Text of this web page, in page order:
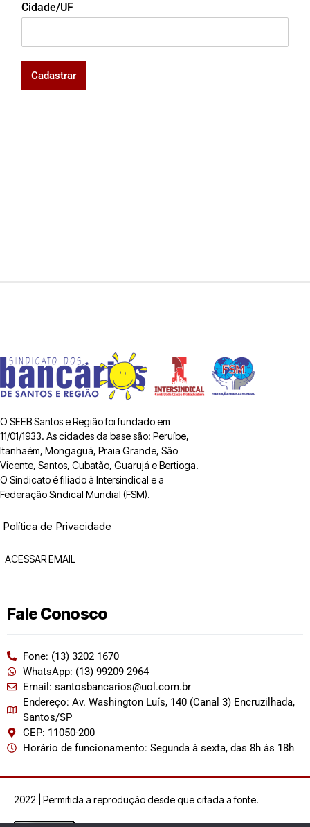
Cidade/UF
Cadastrar
O SEEB Santos e Região foi fundado em
11/01/1933. As cidades da base são: Peruíbe,
Itanhaém, Mongaguá, Praia Grande, São
Vicente, Santos, Cubatão, Guarujá e Bertioga.
O Sindicato é filiado à Intersindical e a
Federação Sindical Mundial (FSM).
Política de Privacidade
ACESSAR EMAIL
Fale Conosco
Fone: (13) 3202 1670
WhatsApp: (13) 99209 2964
Email: santosbancarios@uol.com.br
Endereço: Av. Washington Luís, 140 (Canal 3) Encruzilhada,
Santos/SP
CEP: 11050-200
Horário de funcionamento: Segunda à sexta, das 8h às 18h
2022 | Permitida a reprodução desde que citada a fonte.